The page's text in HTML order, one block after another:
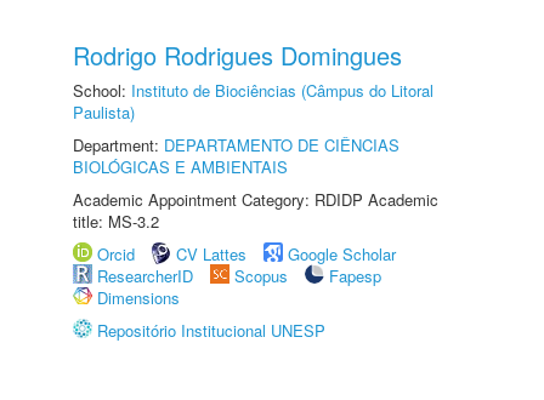
Rodrigo Rodrigues Domingues
School: Instituto de Biociências (Câmpus do Litoral
Paulista)
Department: DEPARTAMENTO DE CIÊNCIAS
BIOLÓGICAS E AMBIENTAIS
Academic Appointment Category: RDIDP Academic
title: MS-3.2
Orcid
CV Lattes
Google Scholar
ResearcherID
Scopus
Fapesp
Dimensions
Repositório Institucional UNESP